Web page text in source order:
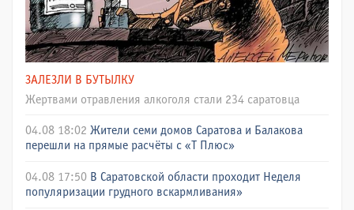
ЗАЛЕЗЛИ В БУТЫЛКУ
Жертвами отравления алкоголя стали 234 саратовца
04.08 18:02 Жители семи домов Саратова и Балакова
перешли на прямые расчёты с «Т Плюс»
04.08 17:50 В Саратовской области проходит Неделя
популяризации грудного вскармливания»